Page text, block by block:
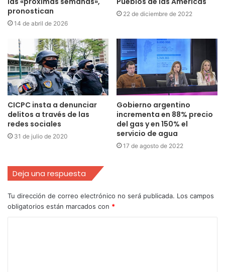
pronostican
14 de abril de 2026
22 de diciembre de 2022
CICPC insta a denunciar
delitos a través de las
redes sociales
31 de julio de 2020
Gobierno argentino
incrementa en 88% precio
del gas y en 150% el
servicio de agua
17 de agosto de 2022
Deja una respuesta
Tu dirección de correo electrónico no será publicada. Los campos
obligatorios están marcados con *